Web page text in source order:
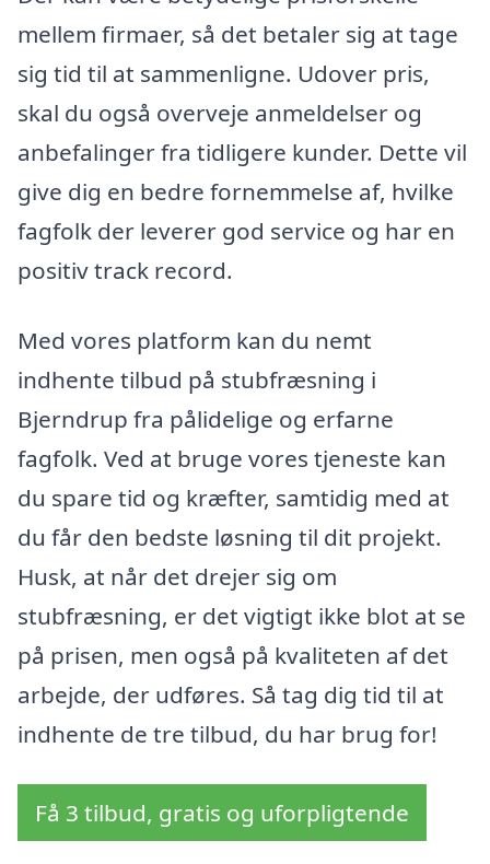
mellem firmaer, så det betaler sig at tage
sig tid til at sammenligne. Udover pris,
skal du også overveje anmeldelser og
anbefalinger fra tidligere kunder. Dette vil
give dig en bedre fornemmelse af, hvilke
fagfolk der leverer god service og har en
positiv track record.
Med vores platform kan du nemt
indhente tilbud på stubfræsning i
Bjerndrup fra pålidelige og erfarne
fagfolk. Ved at bruge vores tjeneste kan
du spare tid og kræfter, samtidig med at
du får den bedste løsning til dit projekt.
Husk, at når det drejer sig om
stubfræsning, er det vigtigt ikke blot at se
på prisen, men også på kvaliteten af det
arbejde, der udføres. Så tag dig tid til at
indhente de tre tilbud, du har brug for!
Få 3 tilbud, gratis og uforpligtende